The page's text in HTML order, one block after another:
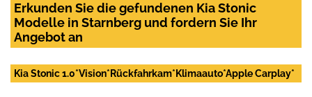
Erkunden Sie die gefundenen Kia Stonic
Modelle in Starnberg und fordern Sie Ihr
Angebot an
Kia Stonic 1.0*Vision*Rückfahrkam*Klimaauto*Apple Carplay*